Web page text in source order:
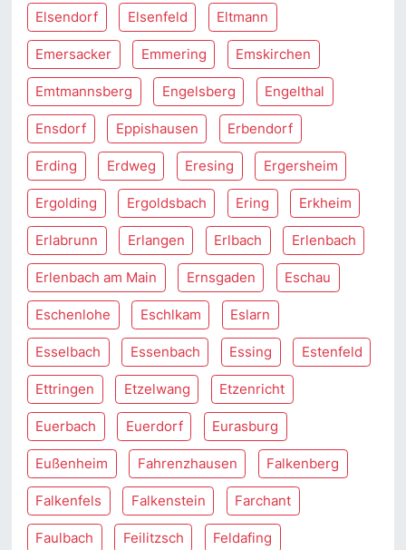
Elsendorf Elsenfeld Eltmann
Emersacker Emmering Emskirchen
Emtmannsberg Engelsberg Engelthal
Ensdorf Eppishausen Erbendorf
Erding Erdweg Eresing Ergersheim
Ergolding Ergoldsbach Ering Erkheim
Erlabrunn Erlangen Erlbach Erlenbach
Erlenbach am Main Ernsgaden Eschau
Eschenlohe Eschlkam Eslarn
Esselbach Essenbach Essing Estenfeld
Ettringen Etzelwang Etzenricht
Euerbach Euerdorf Eurasburg
Eußenheim Fahrenzhausen Falkenberg
Falkenfels Falkenstein Farchant
Faulbach Feilitzsch Feldafing